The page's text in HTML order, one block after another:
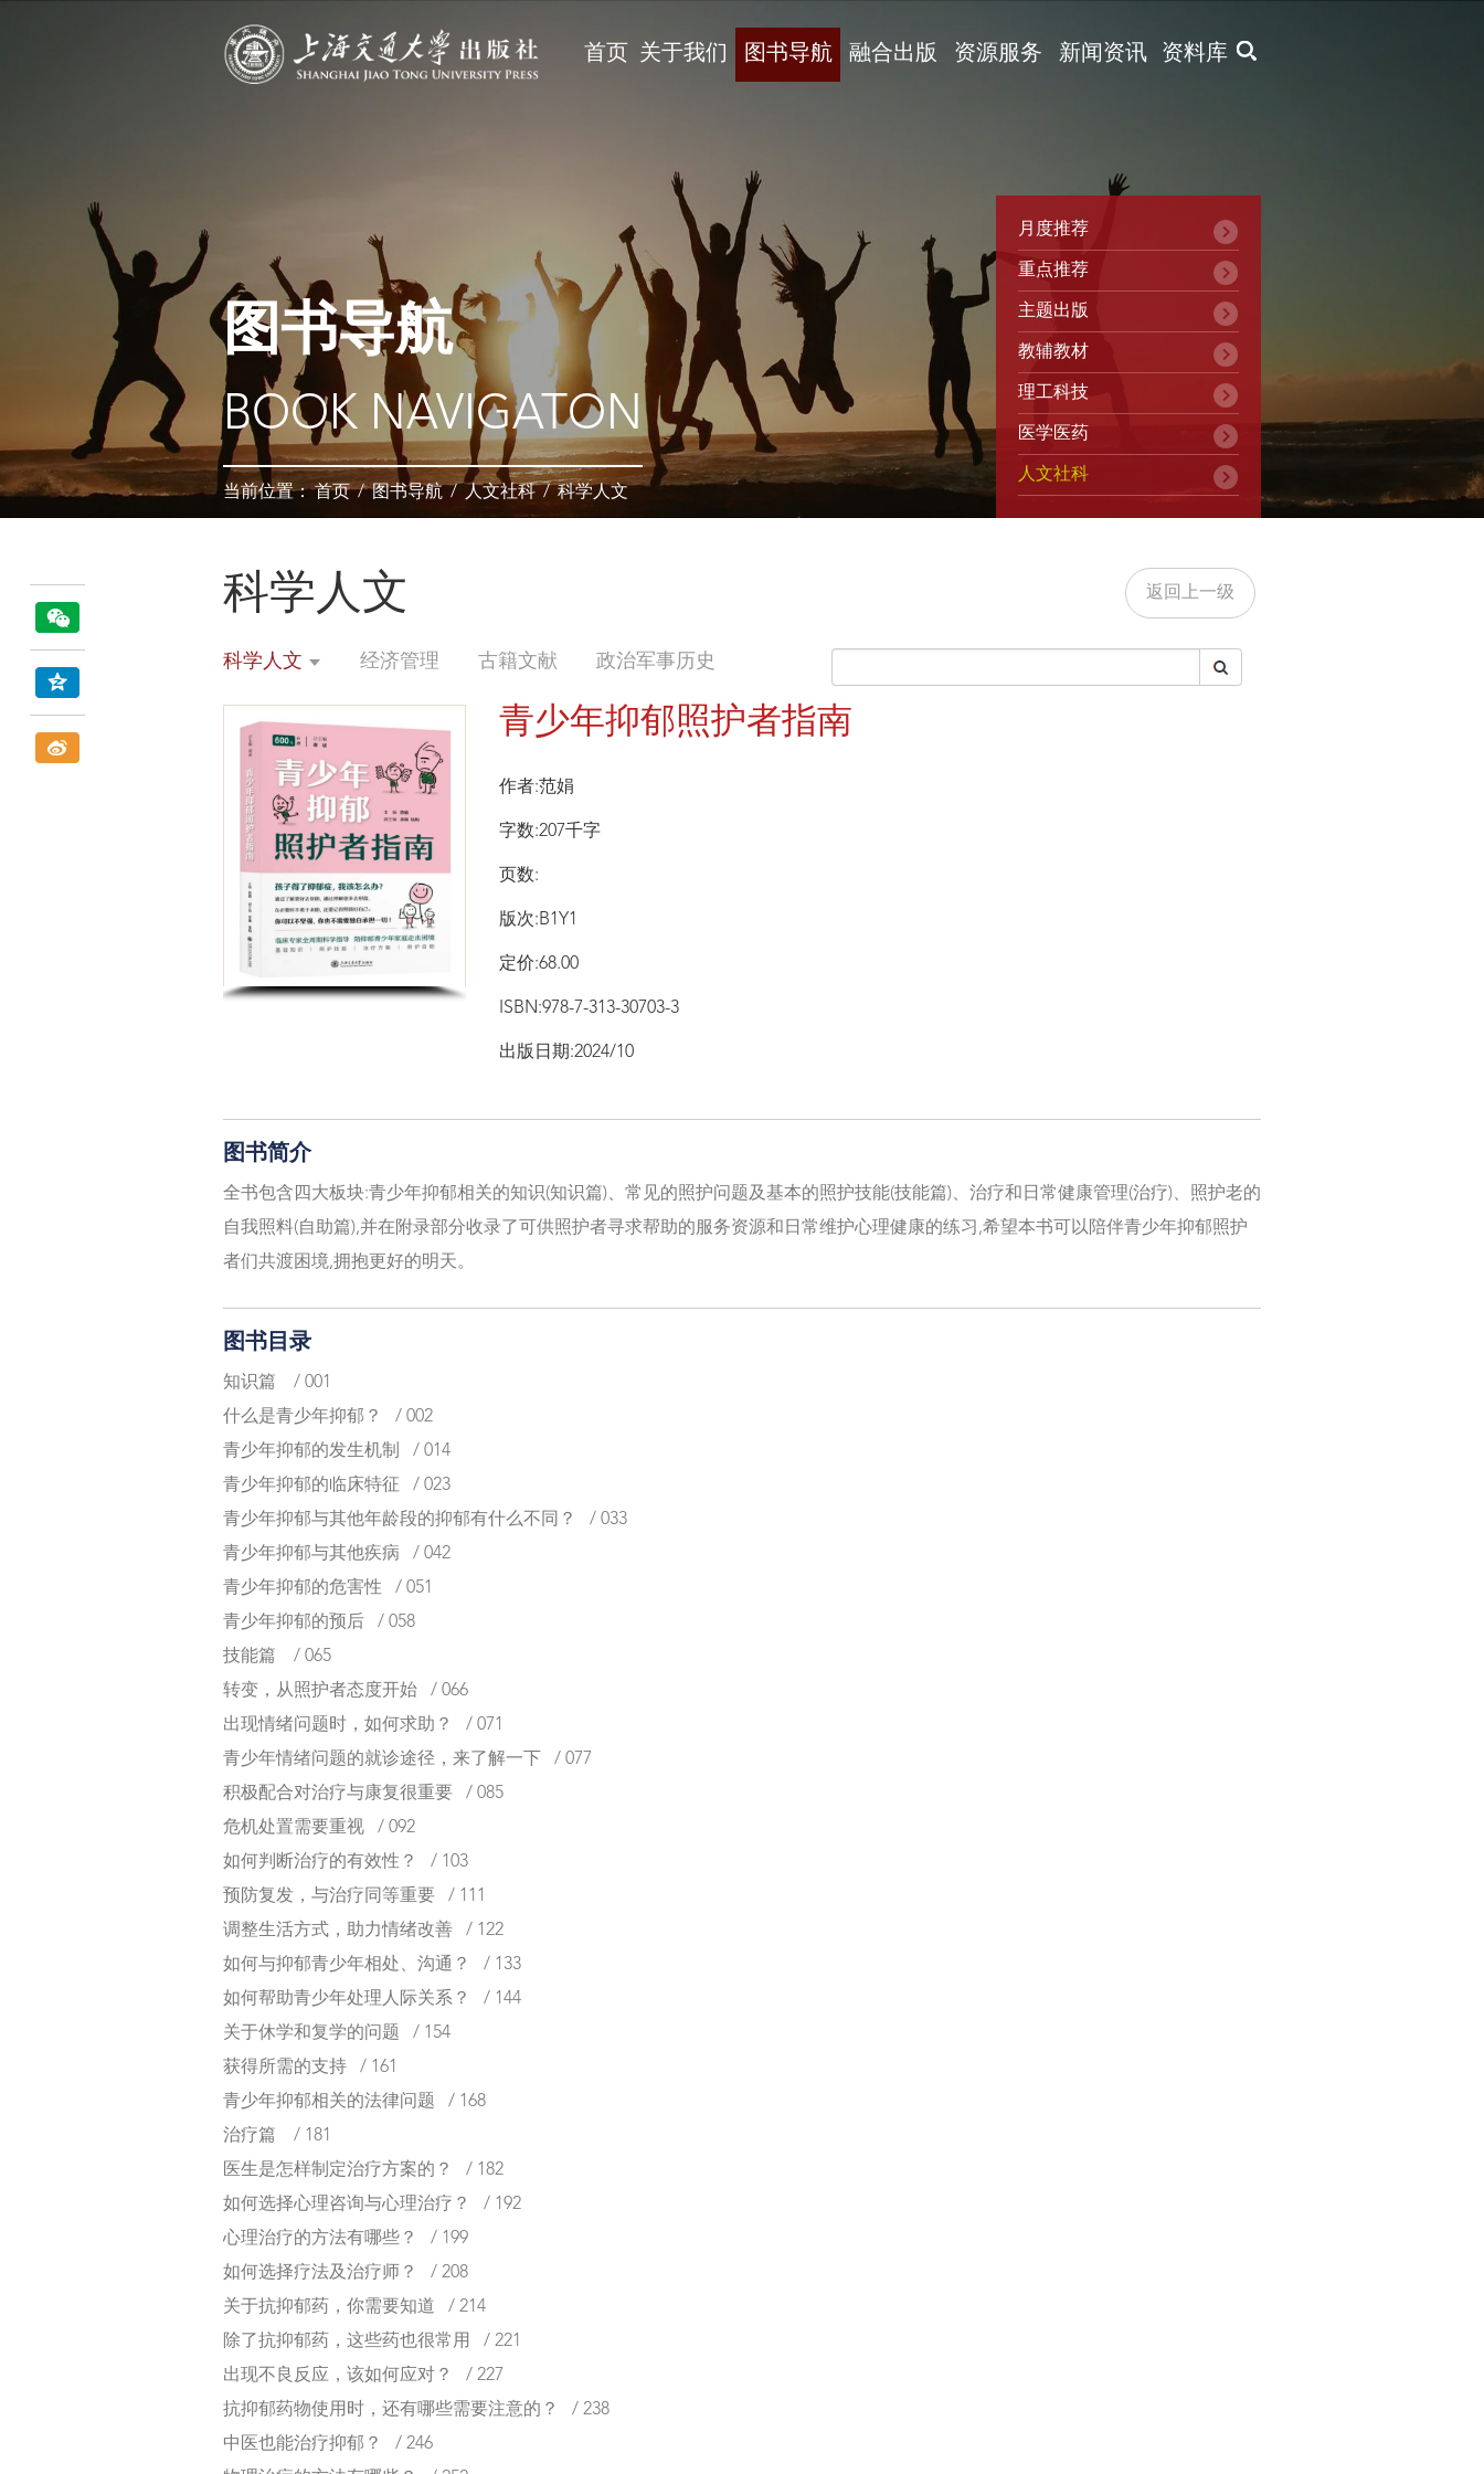
X
首页 关于我们 图书导航 融合出版 资源服务 新闻资讯 资料库
图书导航
BOOK NAVIGATON
当前位置：首页/图书导航 / 人文社科 / 科学人文
月度推荐
重点推荐
主题出版
教辅教材
理工科技
医学医药
人文社科
科学人文 返回上一级
科学人文 经济管理 古籍文献 政治军事历史
青少年抑郁照护者指南
作者:范娟
字数:207千字
页数:
版次:B1Y1
定价:68.00
ISBN:978-7-313-30703-3
出版日期:2024/10
图书简介
全书包含四大板块:青少年抑郁相关的知识(知识篇)、常见的照护问题及基本的照护技能(技能篇)、治疗和日常健康管理(治疗)、照护老的
自我照料(自助篇),并在附录部分收录了可供照护者寻求帮助的服务资源和日常维护心理健康的练习,希望本书可以陪伴青少年抑郁照护
者们共渡困境,拥抱更好的明天。
图书目录
知识篇 / 001
什么是青少年抑郁？ / 002
青少年抑郁的发生机制 / 014
青少年抑郁的临床特征 / 023
青少年抑郁与其他年龄段的抑郁有什么不同？ / 033
青少年抑郁与其他疾病 / 042
青少年抑郁的危害性 / 051
青少年抑郁的预后 / 058
技能篇 / 065
转变，从照护者态度开始 / 066
出现情绪问题时，如何求助？ / 071
青少年情绪问题的就诊途径，来了解一下 / 077
积极配合对治疗与康复很重要 / 085
危机处置需要重视 / 092
如何判断治疗的有效性？ / 103
预防复发，与治疗同等重要 / 111
调整生活方式，助力情绪改善 / 122
如何与抑郁青少年相处、沟通？ / 133
如何帮助青少年处理人际关系？ / 144
关于休学和复学的问题 / 154
获得所需的支持 / 161
青少年抑郁相关的法律问题 / 168
治疗篇 / 181
医生是怎样制定治疗方案的？ / 182
如何选择心理咨询与心理治疗？ / 192
心理治疗的方法有哪些？ / 199
如何选择疗法及治疗师？ / 208
关于抗抑郁药，你需要知道 / 214
除了抗抑郁药，这些药也很常用 / 221
出现不良反应，该如何应对？ / 227
抗抑郁药物使用时，还有哪些需要注意的？ / 238
中医也能治疗抑郁？ / 246